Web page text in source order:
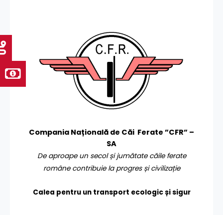
Compania Națională de Căi Ferate ”CFR” –
SA
De aproape un secol și jumătate căile ferate
române contribuie la progres și civilizație
Calea pentru un transport ecologic și sigur